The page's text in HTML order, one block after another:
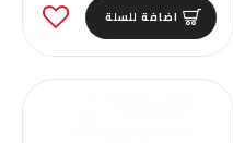
اضافة للسلة